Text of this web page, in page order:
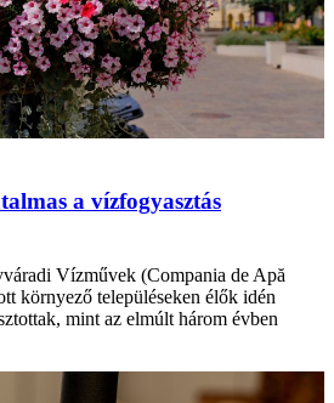
a vízfogyasztás
Vízművek (Compania de Apă
környező településeken élők idén
mint az elmúlt három évben